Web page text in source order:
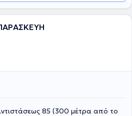
85 (300 μέτρα από το